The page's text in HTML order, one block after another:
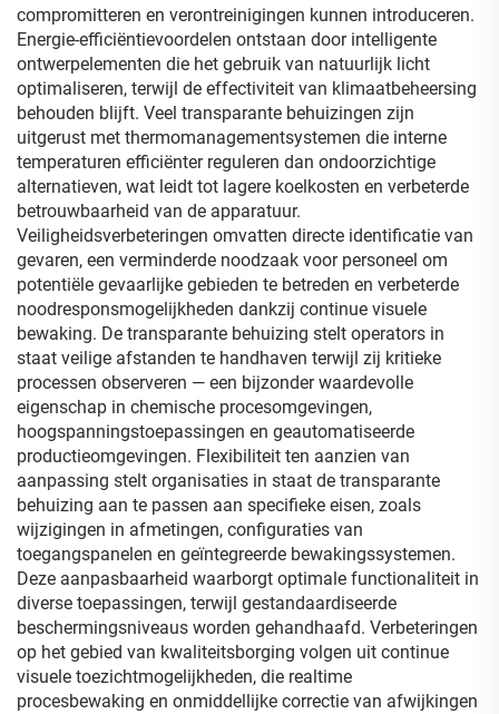
compromitteren en verontreinigingen kunnen introduceren.
Energie-efficiëntievoordelen ontstaan door intelligente
ontwerpelementen die het gebruik van natuurlijk licht
optimaliseren, terwijl de effectiviteit van klimaatbeheersing
behouden blijft. Veel transparante behuizingen zijn
uitgerust met thermomanagementsystemen die interne
temperaturen efficiënter reguleren dan ondoorzichtige
alternatieven, wat leidt tot lagere koelkosten en verbeterde
betrouwbaarheid van de apparatuur.
Veiligheidsverbeteringen omvatten directe identificatie van
gevaren, een verminderde noodzaak voor personeel om
potentiële gevaarlijke gebieden te betreden en verbeterde
noodresponsmogelijkheden dankzij continue visuele
bewaking. De transparante behuizing stelt operators in
staat veilige afstanden te handhaven terwijl zij kritieke
processen observeren — een bijzonder waardevolle
eigenschap in chemische procesomgevingen,
hoogspanningstoepassingen en geautomatiseerde
productieomgevingen. Flexibiliteit ten aanzien van
aanpassing stelt organisaties in staat de transparante
behuizing aan te passen aan specifieke eisen, zoals
wijzigingen in afmetingen, configuraties van
toegangspanelen en geïntegreerde bewakingssystemen.
Deze aanpasbaarheid waarborgt optimale functionaliteit in
diverse toepassingen, terwijl gestandaardiseerde
beschermingsniveaus worden gehandhaafd. Verbeteringen
op het gebied van kwaliteitsborging volgen uit continue
visuele toezichtmogelijkheden, die realtime
procesbewaking en onmiddellijke correctie van afwijkingen